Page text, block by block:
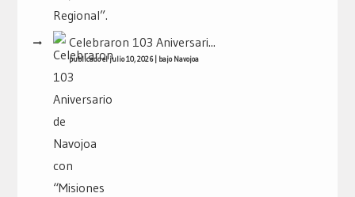
Celebraron 103 Aniversari...
publicado el julio 10, 2026| bajoNavojoa